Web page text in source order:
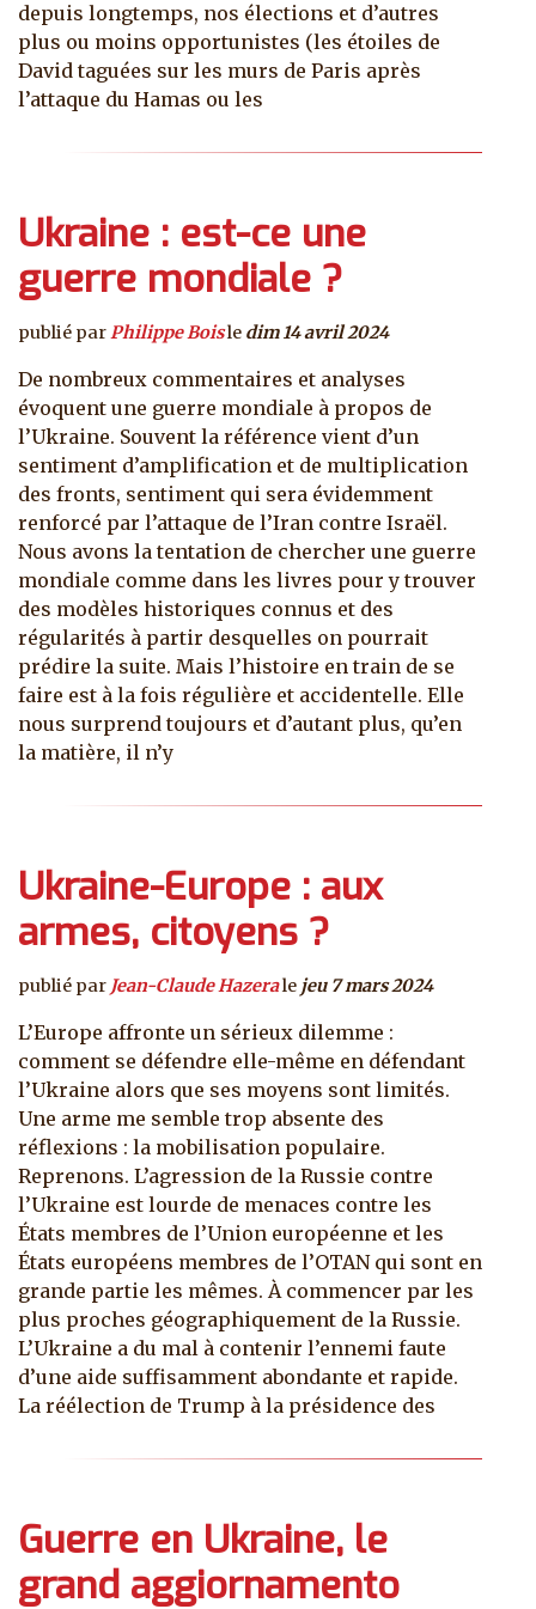
depuis longtemps, nos élections et d’autres
plus ou moins opportunistes (les étoiles de
David taguées sur les murs de Paris après
l’attaque du Hamas ou les
Ukraine : est-ce une
guerre mondiale ?
publié parPhilippe Boisle dim 14 avril 2024
De nombreux commentaires et analyses
évoquent une guerre mondiale à propos de
l’Ukraine. Souvent la référence vient d’un
sentiment d’amplification et de multiplication
des fronts, sentiment qui sera évidemment
renforcé par l’attaque de l’Iran contre Israël.
Nous avons la tentation de chercher une guerre
mondiale comme dans les livres pour y trouver
des modèles historiques connus et des
régularités à partir desquelles on pourrait
prédire la suite. Mais l’histoire en train de se
faire est à la fois régulière et accidentelle. Elle
nous surprend toujours et d’autant plus, qu’en
la matière, il n’y
Ukraine-Europe : aux
armes, citoyens ?
publié par Jean-Claude Hazerale jeu 7 mars 2024
L’Europe affronte un sérieux dilemme :
comment se défendre elle-même en défendant
l’Ukraine alors que ses moyens sont limités.
Une arme me semble trop absente des
réflexions : la mobilisation populaire.
Reprenons. L’agression de la Russie contre
l’Ukraine est lourde de menaces contre les
États membres de l’Union européenne et les
États européens membres de l’OTAN qui sont en
grande partie les mêmes. À commencer par les
plus proches géographiquement de la Russie.
L’Ukraine a du mal à contenir l’ennemi faute
d’une aide suffisamment abondante et rapide.
La réélection de Trump à la présidence des
Guerre en Ukraine, le
grand aggiornamento